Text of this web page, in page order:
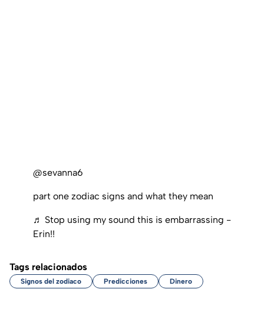
@sevanna6
part one zodiac signs and what they mean
♬ Stop using my sound this is embarrassing -
Erin!!
Tags relacionados
Signos del zodiaco Predicciones Dinero